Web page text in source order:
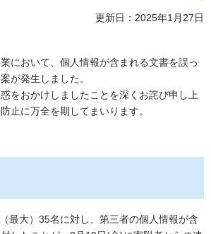
更新日：2025年1月27日
において、個人情報が含まれる文書を誤っ
が発生しました。
をおかけしましたことを深くお詫び申し上
止に万全を期してまいります。
大）35名に対し、第三者の個人情報が含